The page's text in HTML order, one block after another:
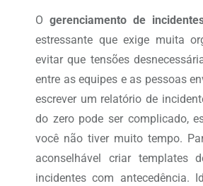
O gerenciamento de
estressante que exige muita
evitar que tensões
entre as equipes e as pessoas
escrever um relatório de
do zero pode ser complicado,
você não tiver muito tempo.
aconselhável criar templates
incidentes com antecedência.